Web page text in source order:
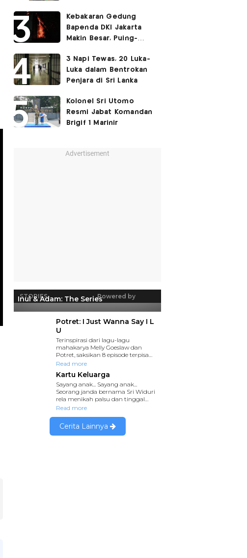
Layanan Kesehatan
Kebakaran Gedung
Bapenda DKI Jakarta
Makin Besar, Puing-
3 Napi Tewas, 20 Luka-
Luka dalam Bentrokan
Penjara di Sri Lanka
Kolonel Sri Utomo
Resmi Jabat Komandan
Brigif 1 Marinir
Advertisement